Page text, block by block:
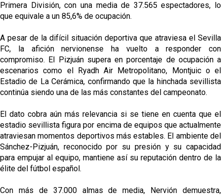
Previa | El Sevilla FC cierra la pretemporada con el
exigente choque ante el Bayer Leverkusen
Primera División, con una media de 37.565 espectadores, lo
que equivale a un 85,6% de ocupación.
A pesar de la difícil situación deportiva que atraviesa el Sevilla
FC, la afición nervionense ha vuelto a responder con
compromiso. El Pizjuán supera en porcentaje de ocupación a
escenarios como el Ryadh Air Metropolitano, Montjuic o el
Estadio de La Cerámica, confirmando que la hinchada sevillista
continúa siendo una de las más constantes del campeonato.
El dato cobra aún más relevancia si se tiene en cuenta que el
estadio sevillista figura por encima de equipos que actualmente
atraviesan momentos deportivos más estables. El ambiente del
Sánchez-Pizjuán, reconocido por su presión y su capacidad
para empujar al equipo, mantiene así su reputación dentro de la
élite del fútbol español.
Con más de 37.000 almas de media, Nervión demuestra,